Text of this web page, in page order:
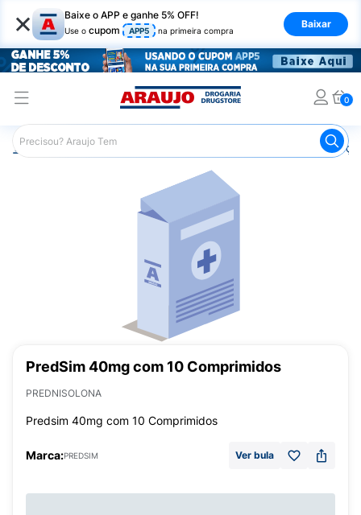
× Baixe o APP e ganhe 5% OFF!
Use o cupom APP5 na primeira compra
Baixar
0
Araujo Medicamentos Remédios para Alergias e
PredSim 40mg com 10 Comprimidos
PREDNISOLONA
Predsim 40mg com 10 Comprimidos
Marca:PREDSIM Ver bula